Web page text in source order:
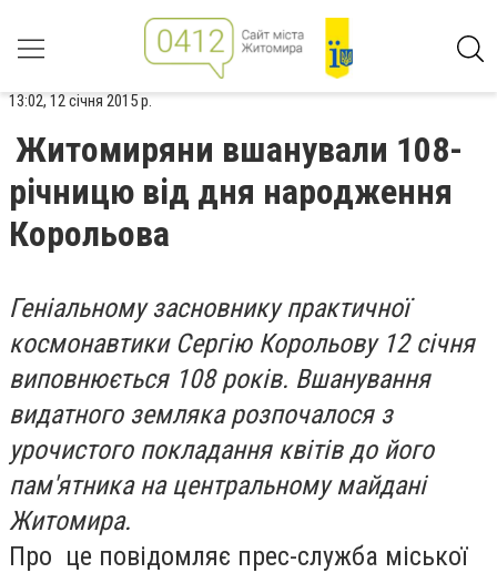
13:02, 12 січня 2015 р.
Житомиряни вшанували 108-
річницю від дня народження
Корольова
Геніальному засновнику практичної
космонавтики Сергію Корольову 12 січня
виповнюється 108 років. Вшанування
видатного земляка розпочалося з
урочистого покладання квітів до його
пам'ятника на центральному майдані
Житомира.
Про це повідомляє прес-служба міської